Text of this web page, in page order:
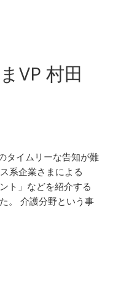
VP 村田
タイムリーな告知が難
系企業さまによる
ト」などを紹介する
。 介護分野という事